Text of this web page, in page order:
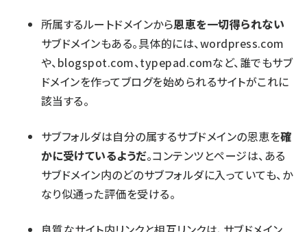
所属するルートドメインから恩恵を一切得られない
サブドメインもある。具体的には、wordpress.com
や、blogspot.com、typepad.comなど、誰でもサブ
ドメインを作ってブログを始められるサイトがこれに
該当する。
サブフォルダは自分の属するサブドメインの恩恵を確
かに受けているようだ。コンテンツとページは、ある
サブドメイン内のどのサブフォルダに入っていても、か
なり似通った評価を受ける。